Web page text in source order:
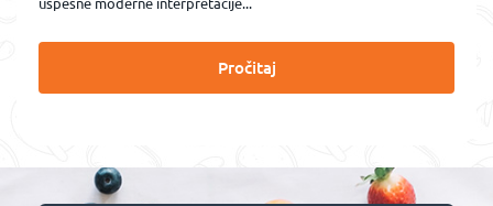
Pročitaj